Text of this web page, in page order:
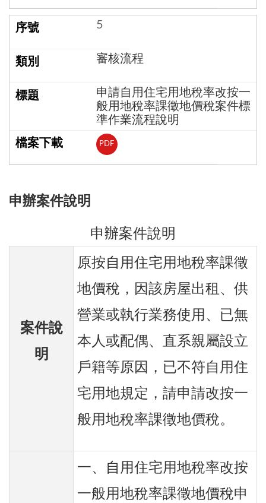
5
審核流程
申請自用住宅用地稅率改按一
般用地稅率課徵地價稅案件標
準作業流程說明
PDF
申辦案件說明
申辦案件說明
案件說
明
原按自用住宅用地稅率課徵
地價稅，因該房屋出租、供
營業或執行業務使用、已無
本人或配偶、直系親屬設立
戶籍等原因，已不符自用住
宅用地規定，請申請改按一
般用地稅率課徵地價稅。
一、自用住宅用地稅率改按
一般用地稅率課徵地價稅申